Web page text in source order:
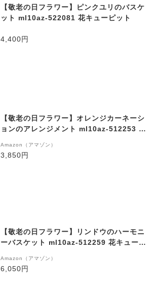
【敬老の日フラワー】ピンクユリのバスケ
ット ml10az-522081 花キューピット
4,400円
【敬老の日フラワー】オレンジカーネーシ
ョンのアレンジメント ml10az-512253 花
Amazon（アマゾン）
3,850円
【敬老の日フラワー】リンドウのハーモニ
ーバスケット ml10az-512259 花キューピ
Amazon（アマゾン）
6,050円